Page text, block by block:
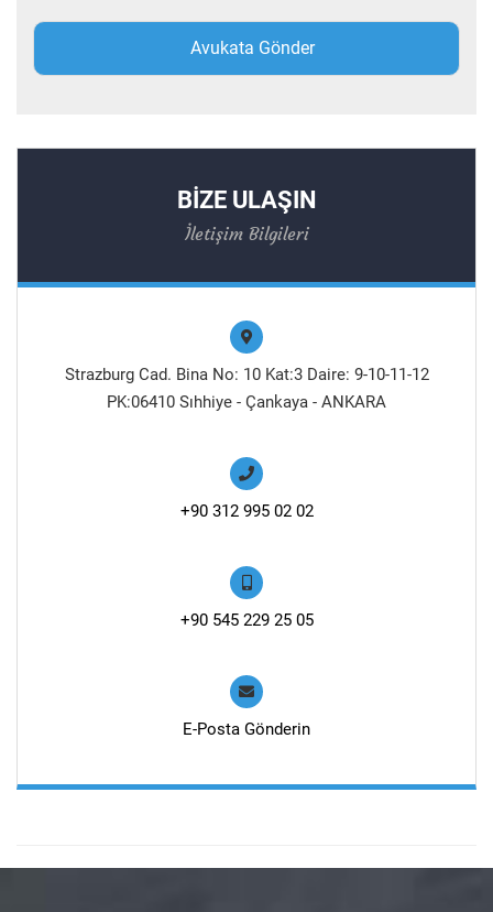
BİZE ULAŞIN
İletişim Bilgileri
Strazburg Cad. Bina No: 10 Kat:3 Daire: 9-10-11-12
PK:06410 Sıhhiye - Çankaya - ANKARA
+90 312 995 02 02
+90 545 229 25 05
E-Posta Gönderin